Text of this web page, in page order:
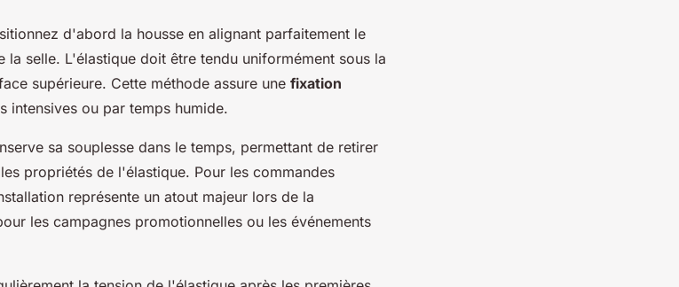
d'abord la housse en alignant parfaitement le
selle. L'élastique doit être tendu uniformément sous la
supérieure. Cette méthode assure une fixation
intensives ou par temps humide.
sa souplesse dans le temps, permettant de retirer
propriétés de l'élastique. Pour les commandes
représente un atout majeur lors de la
les campagnes promotionnelles ou les événements